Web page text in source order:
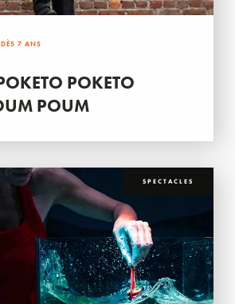
7 ANS
POKETO
POUM
SPECTACLES